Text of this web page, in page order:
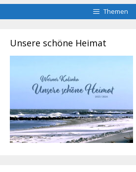
Themen
Unsere schöne Heimat